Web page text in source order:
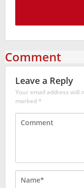
Comment
Leave a Reply
Your email address will
marked*